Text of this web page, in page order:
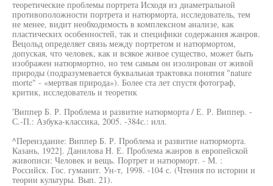
теоретические проблемы портрета Исходя из диаметральной
противоположности портрета и натюрморта, исследователь, тем
не менее, видит необходимость в комплексном анализе, как
пластических особенностей, так и специфики содержания жанров.
Вецольд определяет связь между портретом и натюрмортом,
допуская, что человек, как и всякое живое существо, может быть
изображен натюрмортно, но тем самым он изолирован от живой
природы (подразумевается буквальная трактовка понятия "nature
morte" - «мертвая природа»). Более ста лет спустя фотограф,
критик, исследователь и теоретик
'Виппер Б. Р. Проблема и развитие натюрморта / Е. Р. Виппер. -
С.-П.: Азбука-классика, 2005. -384с.: илл.
^Переиздание: Виппер Б. Р. Проблема и развитие натюрморта.
Казань, 1922]. Данилова H. Е. Проблема жанров в европейской
живописи: Человек и вещь. Портрет и натюрморт. - М. :
Российск. Гос. гуманит. Ун-т, 1998. -104 с. (Чтения по истории и
теории культуры. Вып. 21).